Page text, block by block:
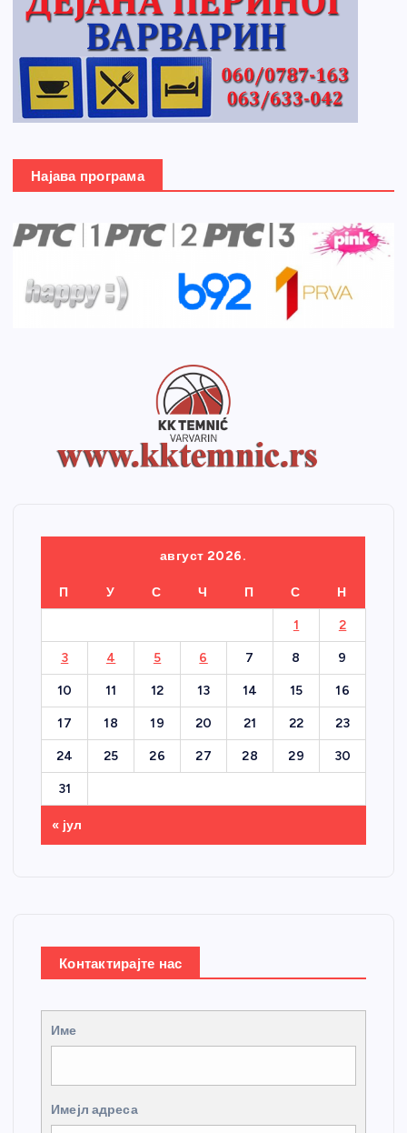
Најава програма
август 2026.
П У С Ч П С Н
1 2
3 4 5 6 7 8 9
10 11 12 13 14 15 16
17 18 19 20 21 22 23
24 25 26 27 28 29 30
31
« јул
Контактирајте нас
Име
Имејл адреса